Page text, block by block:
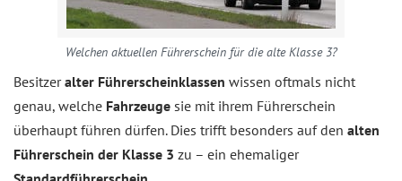
Welchen aktuellen Führerschein für die alte Klasse 3?
Besitzeralter Führerscheinklassen wissen oftmals nicht
genau, welche Fahrzeuge sie mit ihrem Führerschein
überhaupt führen dürfen. Dies trifft besonders auf den alten
Führerschein der Klasse 3 zu – ein ehemaliger